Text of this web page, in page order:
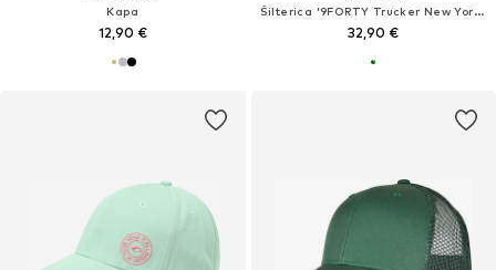
Kapa
12,90 €
Šilterica '9FORTY Trucker New York Yankees MLB'
32,90 €